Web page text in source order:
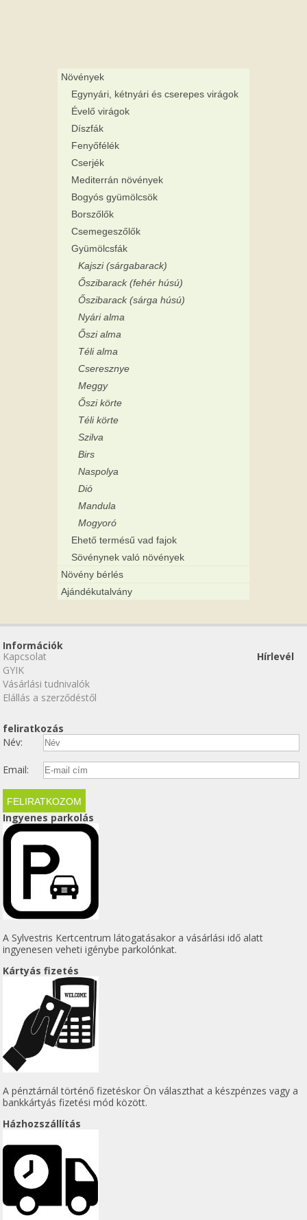
Növények
Egynyári, kétnyári és cserepes virágok
Évelő virágok
Díszfák
Fenyőfélék
Cserjék
Mediterrán növények
Bogyós gyümölcsök
Borszőlők
Csemegeszőlők
Gyümölcsfák
Kajszi (sárgabarack)
Őszibarack (fehér húsú)
Őszibarack (sárga húsú)
Nyári alma
Őszi alma
Téli alma
Cseresznye
Meggy
Őszi körte
Téli körte
Szilva
Birs
Naspolya
Dió
Mandula
Mogyoró
Ehető termésű vad fajok
Sövénynek való növények
Növény bérlés
Ajándékutalvány
Információk
Kapcsolat
GYIK
Vásárlási tudnivalók
Elállás a szerződéstől
Hírlevél
feliratkozás
Név:
Email:
Ingyenes parkolás
A Sylvestris Kertcentrum látogatásakor a vásárlási idő alatt
ingyenesen veheti igénybe parkolónkat.
Kártyás fizetés
A pénztárnál történő fizetéskor Ön választhat a készpénzes vagy a
bankkártyás fizetési mód között.
Házhozszállítás